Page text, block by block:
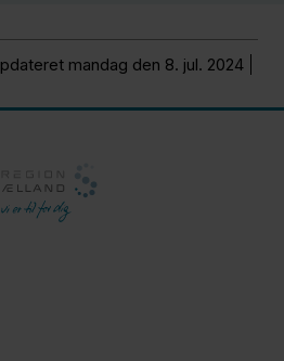
Opdateret mandag den 8. jul. 2024